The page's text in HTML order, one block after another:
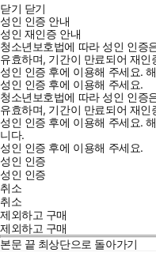
닫기 닫기
성인 인증 안내
성인 재인증 안내
청소년보호법에 따라 성인 인증
유효하며, 기간이 만료되어 재인
성인 인증 후에 이용해 주세요.
성인 인증 후에 이용해 주세요.
청소년보호법에 따라 성인 인증
유효하며, 기간이 만료되어 재인
성인 인증 후에 이용해 주세요.
니다.
성인 인증 후에 이용해 주세요.
성인 인증
성인 인증
취소
취소
제외하고 구매
제외하고 구매
본문 끝 최상단으로 돌아가기